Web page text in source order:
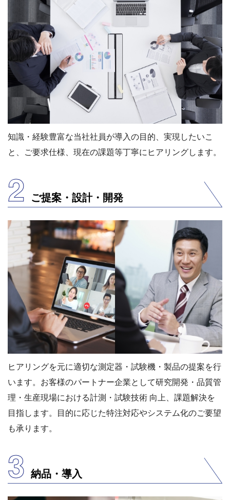
知識・経験豊富な当社社員が導⼊の⽬的、実現したいこ
と、ご要求仕様、現在の課題等丁寧にヒアリングします。
2 ご提案・設計・開発
ヒアリングを元に適切な測定器・試験機・製品の提案を⾏
います。お客様のパートナー企業として研究開発・品質管
理・⽣産現場における計測・試験技術 向上、課題解決を
⽬指します。⽬的に応じた特注対応やシステム化のご要望
も承ります。
3 納品・導⼊